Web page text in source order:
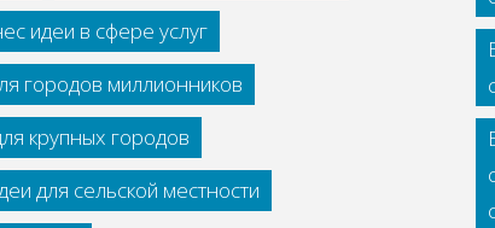
идеи в сфере услуг
городов миллионников
крупных городов
для сельской местности